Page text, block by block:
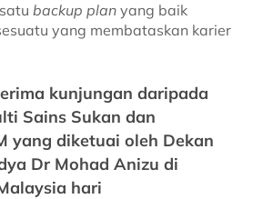
backup plan yang baik
yang membataskan karier
kunjungan daripada
Sains Sukan dan
yang diketuai oleh Dekan
Dr Mohad Anizu di
hari